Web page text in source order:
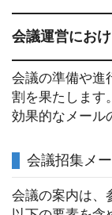
会議運営にお
会議の準備や進
割を果たします。
効果的なメール
会議招集メ
会議の案内は、